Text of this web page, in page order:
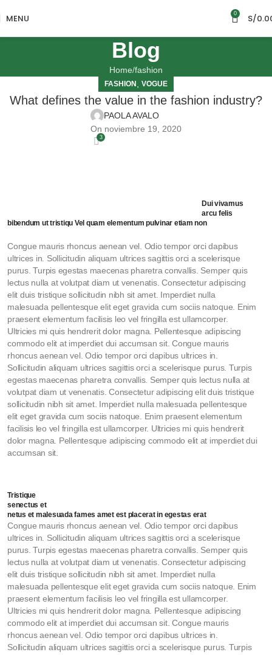
MENU 0 S/
Blog
Home fashion
FASHION VOGUE
What defines the value in the fashion industry?
PAOLA AVALO
On noviembre 19, 2020
3
Dui vivamus
arcu felis
bibendum ut tristiqu Vel quam elementum pulvinar etiam non
Congue mauris rhoncus aenean vel. Odio tempor orci dapibus
ultrices in. Sollicitudin aliquam ultrices sagittis orci a scelerisque
purus. Turpis egestas maecenas pharetra convallis. Semper quis
lectus nulla at volutpat diam ut venenatis. Consectetur adipiscing
elit duis tristique sollicitudin nibh sit amet. Imperdiet nulla
malesuada pellentesque elit eget gravida cum sociis natoque. Enim
praesent elementum facilisis leo vel fringilla est ullamcorper.
Ultricies mi quis hendrerit dolor magna. Pellentesque adipiscing
commodo elit at imperdiet dui accumsan sit. Congue mauris
rhoncus aenean vel. Odio tempor orci dapibus ultrices in.
Sollicitudin aliquam ultrices sagittis orci a scelerisque purus. Turpis
egestas maecenas pharetra convallis. Semper quis lectus nulla at
volutpat diam ut venenatis. Consectetur adipiscing elit duis tristique
sollicitudin nibh sit amet. Imperdiet nulla malesuada pellentesque
elit eget gravida cum sociis natoque. Enim praesent elementum
facilisis leo vel fringilla est ullamcorper. Ultricies mi quis hendrerit
dolor magna. Pellentesque adipiscing commodo elit at imperdiet dui
accumsan sit.
Tristique
senectus et
netus et malesuada fames amet est placerat in egestas erat
Congue mauris rhoncus aenean vel. Odio tempor orci dapibus
ultrices in. Sollicitudin aliquam ultrices sagittis orci a scelerisque
purus. Turpis egestas maecenas pharetra convallis. Semper quis
lectus nulla at volutpat diam ut venenatis. Consectetur adipiscing
elit duis tristique sollicitudin nibh sit amet. Imperdiet nulla
malesuada pellentesque elit eget gravida cum sociis natoque. Enim
praesent elementum facilisis leo vel fringilla est ullamcorper.
Ultricies mi quis hendrerit dolor magna. Pellentesque adipiscing
commodo elit at imperdiet dui accumsan sit. Congue mauris
rhoncus aenean vel. Odio tempor orci dapibus ultrices in.
Sollicitudin aliquam ultrices sagittis orci a scelerisque purus. Turpis